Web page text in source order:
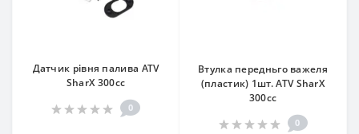
Датчик рівня палива ATV
SharX 300сс
0
Втулка передньго важеля
(пластик) 1шт. ATV SharX
300сс
0